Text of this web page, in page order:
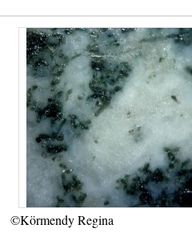
©Körmendy Regina